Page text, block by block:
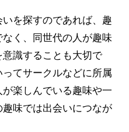
を探すのであれば、趣
く、同世代の人が趣味
識することも大切で
てサークルなどに所属
楽しんでいる趣味や一
味では出会いにつなが